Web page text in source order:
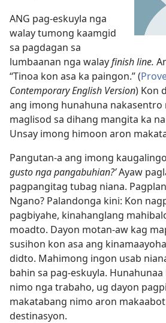
ANG pag-eskuyla nga
walay tumong kaamgid
sa pagdagan sa
lumbaanan nga walayfinish line.
“Tinoa kon asa ka paingon.” (
Contemporary English Version) Kon
ang imong hunahuna nakasentro
maglisod sa dihang mangita ka
Unsay imong himoon aron
Pangutan-a ang imong
gusto nga pangabuhian?’Ayaw
pagpangitag tubag niana.
Ngano? Palandonga kini: Kon
pagbiyahe, kinahanglang
moadto. Dayon motan-aw kag
susihon kon asa ang
didto. Mahimong ingon usab
bahin sa pag-eskuyla.
nimo nga trabaho, ug dayon
makatabang nimo aron
destinasyon.